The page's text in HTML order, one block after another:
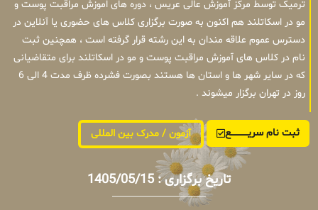
ترمیک توسط مرکز آموزش عالی عریس ، دوره های اموزش مراقبت پوست و
مو در اسکاتلند هم اکنون به صورت برگزاری کلاس های حضوری یا آنلاین در
دسترس عموم علاقه مندان به این رشته قرار گرفته است ، همچنین ثبت
نام در کلاس های آموزش مراقبت پوست و مو در اسکاتلند برای متقاضیانی
که در سایر شهر ها و استان ها هستند بصورت فشرده ظرف مدت 4 الی 6
روز در تهران برگزار میشوند .
ثبت نام سریــــــــــــع آزمون / مدرک بین المللی
تاریخ برگزاری : 1405/05/15